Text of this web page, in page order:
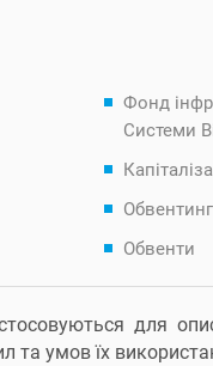
Фонд
Системи
Обвентинг
Обвенти
для
та умов їх